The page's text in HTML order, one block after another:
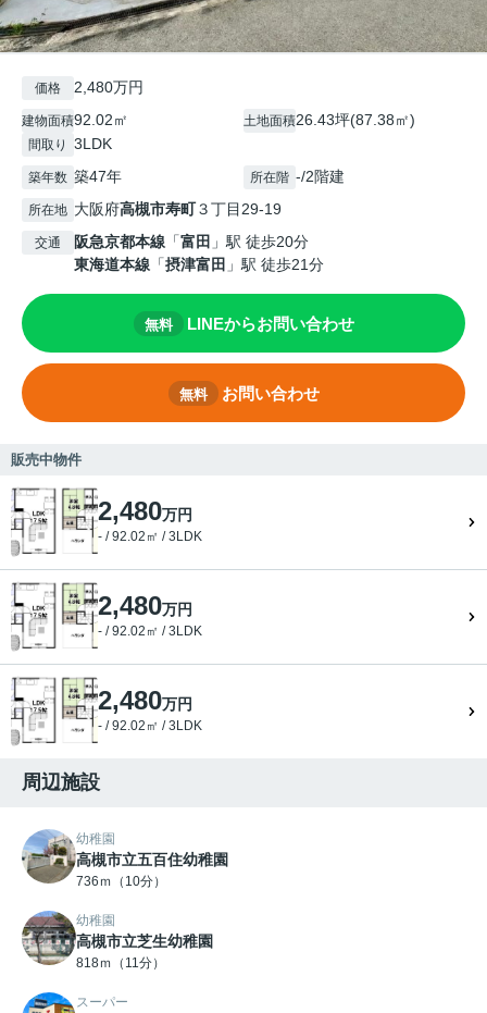
価格 2,480万円
建物面積92.02㎡ 土地面積26.43坪(87.38㎡)
間取り 3LDK
築年数 築47年 所在階 -/2階建
所在地 大阪府高槻市寿町３丁目29-19
交通 阪急京都本線 「富田 」駅 徒歩20分
東海道本線 「摂津富田 」駅 徒歩21分
無料 LINEからお問い合わせ
無料 お問い合わせ
販売中物件
2,480万円
- / 92.02㎡ / 3LDK
2,480万円
- / 92.02㎡ / 3LDK
2,480万円
- / 92.02㎡ / 3LDK
周辺施設
幼稚園
高槻市立五百住幼稚園
736ｍ（10分）
幼稚園
高槻市立芝生幼稚園
818ｍ（11分）
スーパー